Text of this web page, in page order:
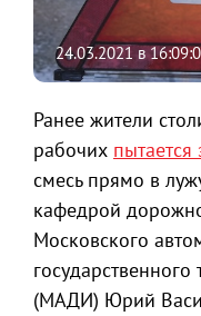
24.03.2021 в
Ранее жители
рабочих пытается
смесь прямо в
кафедрой
Московского
государственного
(МАДИ) Юрий